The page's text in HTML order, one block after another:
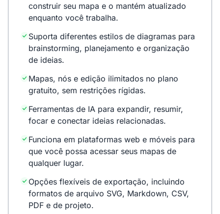
construir seu mapa e o mantém atualizado
enquanto você trabalha.
Suporta diferentes estilos de diagramas para
brainstorming, planejamento e organização
de ideias.
Mapas, nós e edição ilimitados no plano
gratuito, sem restrições rígidas.
Ferramentas de IA para expandir, resumir,
focar e conectar ideias relacionadas.
Funciona em plataformas web e móveis para
que você possa acessar seus mapas de
qualquer lugar.
Opções flexíveis de exportação, incluindo
formatos de arquivo SVG, Markdown, CSV,
PDF e de projeto.